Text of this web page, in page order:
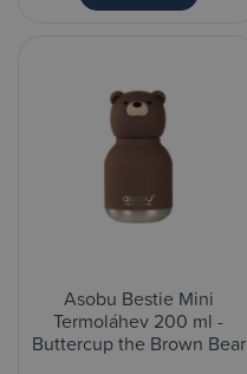
Asobu Bestie Mini
Termoláhev 200 ml -
Buttercup the Brown Bear